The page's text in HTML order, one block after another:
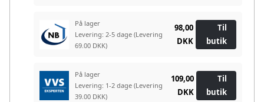
På lager
Levering: 2-5 dage (Levering
69.00 DKK)
98,00
DKK
Til
butik
På lager
Levering: 1-2 dage (Levering
39.00 DKK)
109,00
DKK
Til
butik